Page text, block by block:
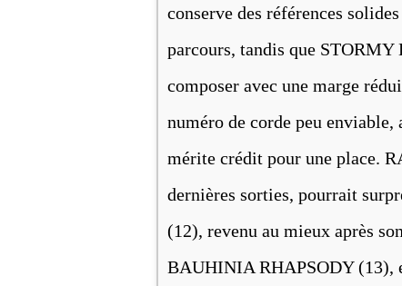
conserve des références
parcours, tandis que
composer avec une marge
numéro de corde peu
mérite crédit pour une place.
dernières sorties, pourrait
(12), revenu au mieux après
BAUHINIA RHAPSODY (13),